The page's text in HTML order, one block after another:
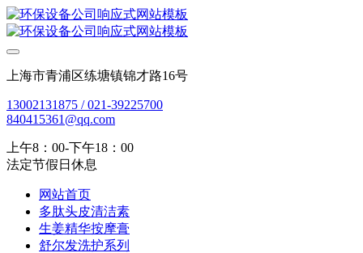
上海市青浦区练塘镇锦才路16号
13002131875 / 021-39225700
840415361@qq.com
上午8：00-下午18：00
法定节假日休息
网站首页
多肽头皮清洁素
生姜精华按摩膏
舒尔发洗护系列